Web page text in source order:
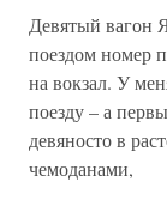
Девятый вагон
поездом номер
на вокзал. У
поезду – а
девяносто в
чемоданами,